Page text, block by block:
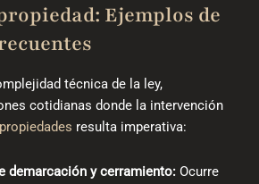
Ejemplos de
técnica de la ley,
cotidianas donde la intervención
resulta imperativa:
demarcación y cerramiento:Ocurre